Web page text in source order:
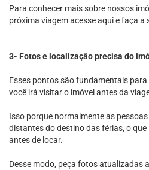
Para conhecer mais sobre nossos
próxima viagem acesse aqui e faça a
3- Fotos e localização precisa do
Esses pontos são fundamentais
você irá visitar o imóvel antes da
Isso porque normalmente as
distantes do destino das férias, o que
antes de locar.
Desse modo, peça fotos atualizadas